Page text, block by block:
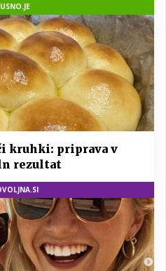
kruhki: priprava v
rezultat